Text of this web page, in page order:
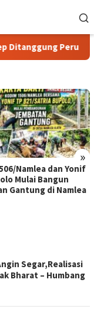
8 Bulan
»
Namlea dan Yonif
Mulai Bangun
Gantung di Namlea
Segar,Realisasi
Bharat – Humbang